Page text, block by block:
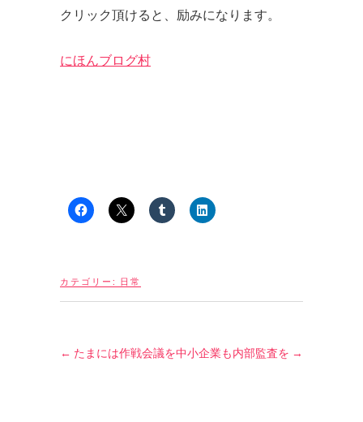
クリック頂けると、励みになります。
にほんブログ村
カテゴリー: 日常
← たまには作戦会議を中小企業も内部監査を →